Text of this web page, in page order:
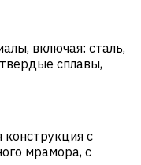
включая: сталь,
сплавы,
с
мрамора, с